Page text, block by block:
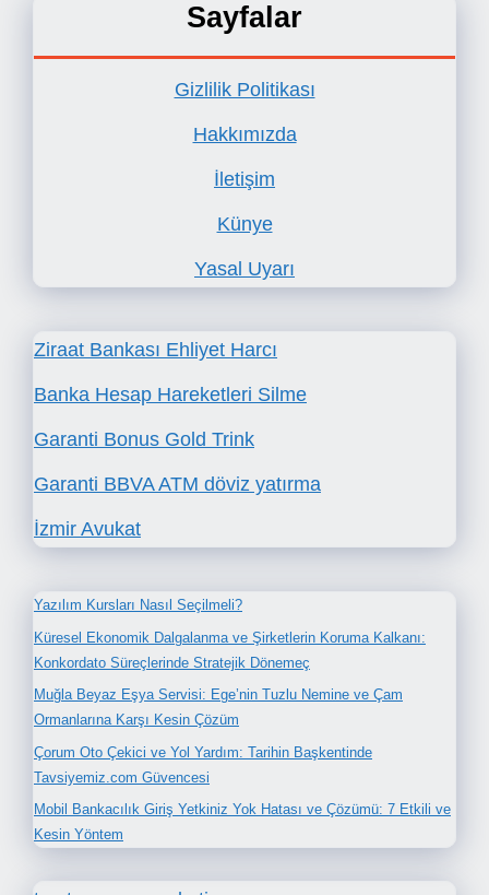
Sayfalar
Gizlilik Politikası
Hakkımızda
İletişim
Künye
Yasal Uyarı
Ziraat Bankası Ehliyet Harcı
Banka Hesap Hareketleri Silme
Garanti Bonus Gold Trink
Garanti BBVA ATM döviz yatırma
İzmir Avukat
Yazılım Kursları Nasıl Seçilmeli?
Küresel Ekonomik Dalgalanma ve Şirketlerin Koruma Kalkanı:
Konkordato Süreçlerinde Stratejik Dönemeç
Muğla Beyaz Eşya Servisi: Ege’nin Tuzlu Nemine ve Çam
Ormanlarına Karşı Kesin Çözüm
Çorum Oto Çekici ve Yol Yardım: Tarihin Başkentinde
Tavsiyemiz.com Güvencesi
Mobil Bankacılık Giriş Yetkiniz Yok Hatası ve Çözümü: 7 Etkili ve
Kesin Yöntem